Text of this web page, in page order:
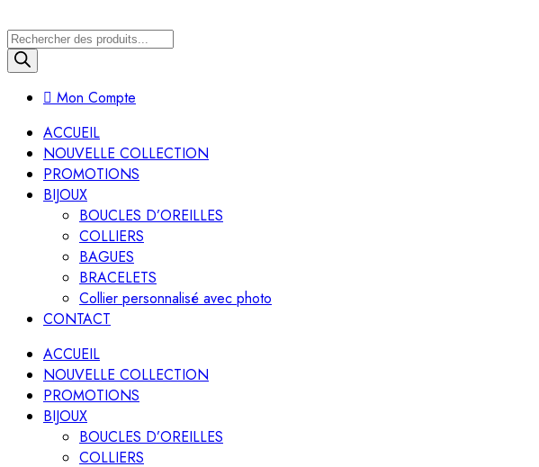
Recherche
de
produits
Mon Compte
ACCUEIL
NOUVELLE COLLECTION
PROMOTIONS
BIJOUX
BOUCLES D’OREILLES
COLLIERS
BAGUES
BRACELETS
Collier personnalisé avec photo
CONTACT
ACCUEIL
NOUVELLE COLLECTION
PROMOTIONS
BIJOUX
BOUCLES D’OREILLES
COLLIERS